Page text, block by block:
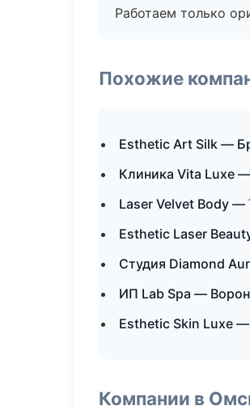
Работаем только
Похожие
Esthetic Art Silk —
Клиника Vita Luxe
Laser Velvet Body
Esthetic Laser
Студия Diamond
ИП Lab Spa —
Esthetic Skin Luxe
Компании в